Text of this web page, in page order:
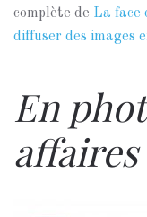
complète de La face
diffuser des images
En
affaires